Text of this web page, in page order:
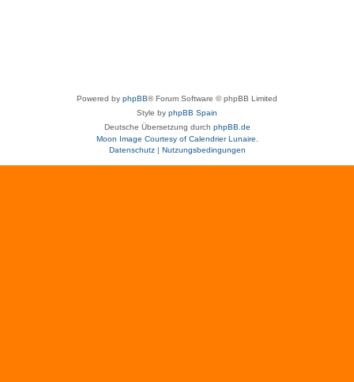
Powered by phpBB® Forum Software © phpBB Limited
Style by phpBB Spain
Deutsche Übersetzung durch phpBB.de
Moon Image Courtesy of Calendrier Lunaire.
Datenschutz| Nutzungsbedingungen